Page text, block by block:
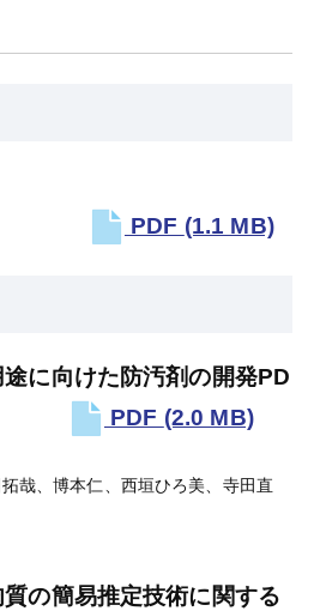
次
PDF (1.1 MB)
に向けた防汚剤の開発PD
PDF (2.0 MB)
哉、博本仁、西垣ひろ美、寺田直
の簡易推定技術に関する